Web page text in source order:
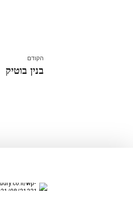
הקודם
בנין בוטיק